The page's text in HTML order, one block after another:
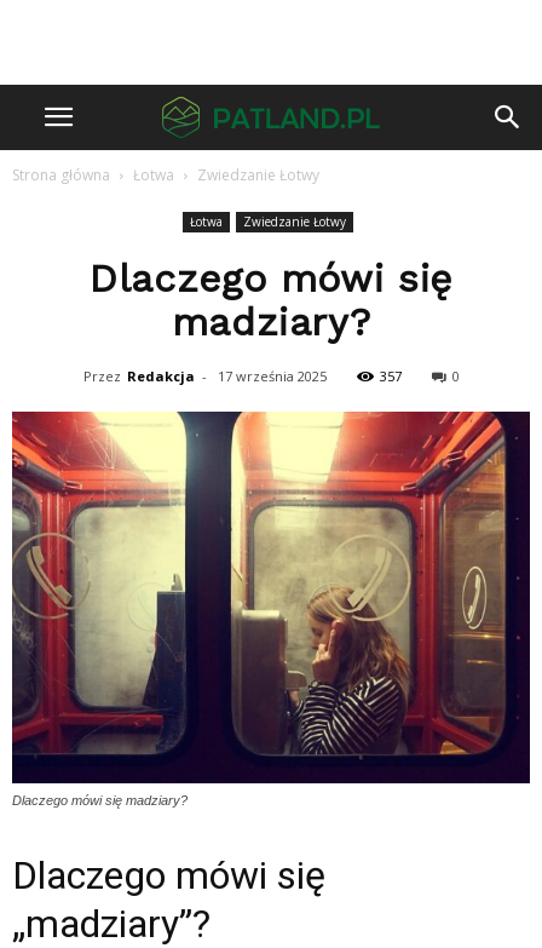
Strona główna Łotwa Zwiedzanie Łotwy
Łotwa Zwiedzanie Łotwy
Dlaczego mówi się
madziary?
Przez Redakcja - 17 września 2025 357 0
Dlaczego mówi się madziary?
Dlaczego mówi się
„madziary”?